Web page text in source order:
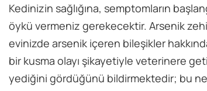
Kedinizin sağlığına, semptomların
öykü vermeniz gerekecektir. Arsenik
evinizde arsenik içeren bileşikler
bir kusma olayı şikayetiyle veterinere
yediğini gördüğünü bildirmektedir; bu